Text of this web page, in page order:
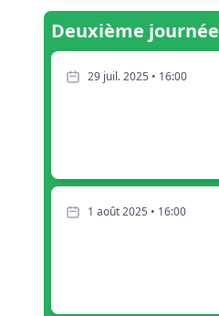
Deuxième journée
29 juil. 2025 • 16:00
1 août 2025 • 16:00